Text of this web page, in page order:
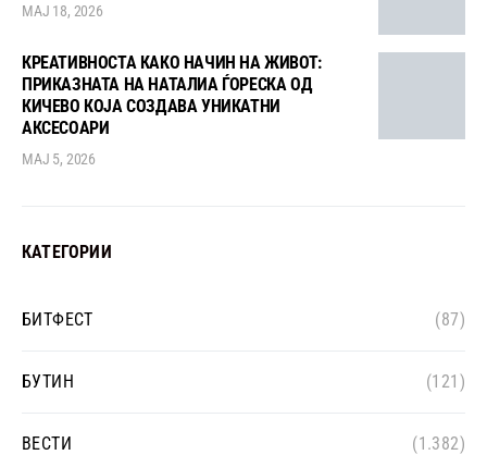
МАЈ 18, 2026
КРЕАТИВНОСТА КАКО НАЧИН НА ЖИВОТ:
ПРИКАЗНАТА НА НАТАЛИА ЃОРЕСКА ОД
КИЧЕВО КОЈА СОЗДАВА УНИКАТНИ
АКСЕСОАРИ
МАЈ 5, 2026
КАТЕГОРИИ
БИТФЕСТ (87)
БУТИН (121)
ВЕСТИ (1.382)